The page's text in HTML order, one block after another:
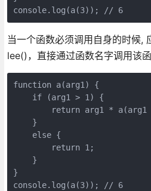
console.log(a(3)); // 6
当一个函数必须调用自身的时候,
lee()，直接通过函数名字调用该函
function a(arg1) {
    if (arg1 > 1) {
return arg1 * a(arg1
    }
    else {
        return 1;
    }
}
console.log(a(3)); // 6